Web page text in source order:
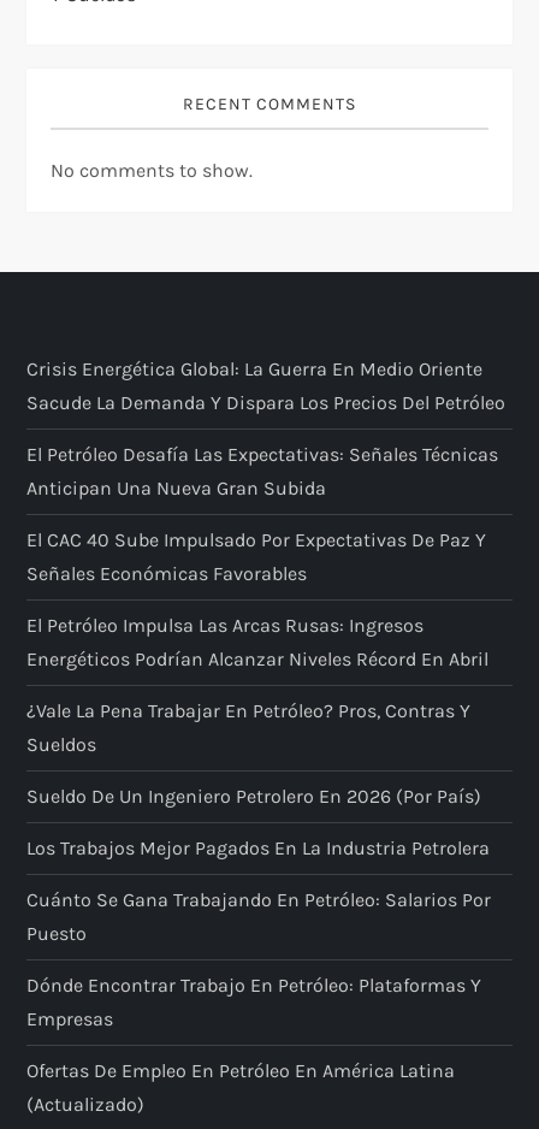
RECENT COMMENTS
No comments to show.
Crisis Energética Global: La Guerra En Medio Oriente
Sacude La Demanda Y Dispara Los Precios Del Petróleo
El Petróleo Desafía Las Expectativas: Señales Técnicas
Anticipan Una Nueva Gran Subida
El CAC 40 Sube Impulsado Por Expectativas De Paz Y
Señales Económicas Favorables
El Petróleo Impulsa Las Arcas Rusas: Ingresos
Energéticos Podrían Alcanzar Niveles Récord En Abril
¿Vale La Pena Trabajar En Petróleo? Pros, Contras Y
Sueldos
Sueldo De Un Ingeniero Petrolero En 2026 (por País)
Los Trabajos Mejor Pagados En La Industria Petrolera
Cuánto Se Gana Trabajando En Petróleo: Salarios Por
Puesto
Dónde Encontrar Trabajo En Petróleo: Plataformas Y
Empresas
Ofertas De Empleo En Petróleo En América Latina
(actualizado)